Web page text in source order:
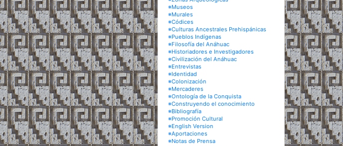
※Museos
※Murales
※Códices
※Culturas Ancestrales Prehispánicas
※Pueblos Indígenas
※Filosofía del Anáhuac
※Historiadores e Investigadores
※Civilización del Anáhuac
※Entrevistas
※Identidad
※Colonización
※Mercaderes
※Ontología de la Conquista
※Construyendo el conocimiento
※Bibliografía
※Promoción Cultural
※English Version
※Aportaciones
※Notas de Prensa